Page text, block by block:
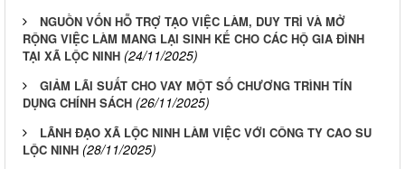
NGUỒN VỐN HỖ TRỢ TẠO VIỆC LÀM, DUY TRÌ VÀ MỞ
RỘNG VIỆC LÀM MANG LẠI SINH KẾ CHO CÁC HỘ GIA ĐÌNH
TẠI XÃ LỘC NINH (24/11/2025)
GIẢM LÃI SUẤT CHO VAY MỘT SỐ CHƯƠNG TRÌNH TÍN
DỤNG CHÍNH SÁCH (26/11/2025)
LÃNH ĐẠO XÃ LỘC NINH LÀM VIỆC VỚI CÔNG TY CAO SU
LỘC NINH (28/11/2025)